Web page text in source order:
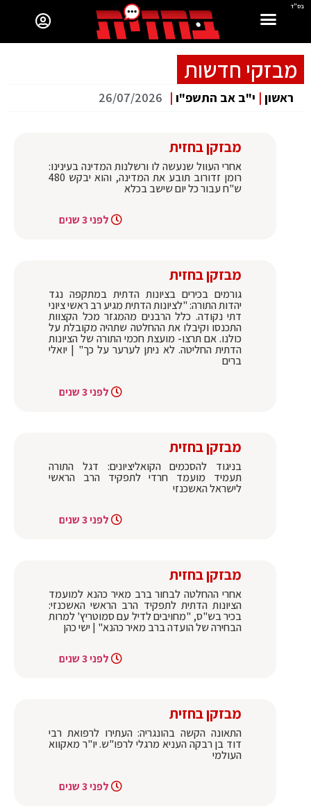
בס"ד
מבזקי חדשות
ראשון | י"ב אב התשפ"ו |
26/07/2026
מבזקן בחזית
אחרי העוול שנעשה לו ורשלנות המדינה בעינינו:
רומן זדורוב תובע את המדינה, והוא יבקש 480
ש"ח עבור כל יום שישב בכלא
לפני 3 שנים
מבזקן בחזית
גורמים בכירים בציונות הדתית במתקפה נגד
יהדות התורה: "לציונות הדתית מגיע רב ראשי ציוני
דתי נקודה. כלל הרבנים מהמגזר מכל הקצוות
התכנסו וקיבלו את ההחלטה שתהיה מקובלת על
כולנו. אם תרצו- מועצת חכמי התורה של הציונות
הדתית החליטה. לא ניתן לערער על כך" | יואלי
ברים
לפני 3 שנים
מבזקן בחזית
בניגוד להסכמים הקואליציונים: דגל התורה
תעמיד מועמד חרדי לתפקיד הרב הראשי
לישראל האשכנזי
לפני 3 שנים
מבזקן בחזית
אחרי ההחלטה לבחור ברב מאיר כהנא למועמד
הציונות הדתית לתפקיד הרב הראשי האשכנזי:
בכיר בש"ס, "מחויבים לדיל עם סמוטריץ' למרות
הבחירה של הועדה ברב מאיר כהנא" | ישי כהן
לפני 3 שנים
מבזקן בחזית
התאונה הקשה בהונגריה: העתירו לרפואת רבי
דוד בן רבקה העניא מרגלי לרפו"ש. יו"ר מאקווא
העולמי
לפני 3 שנים